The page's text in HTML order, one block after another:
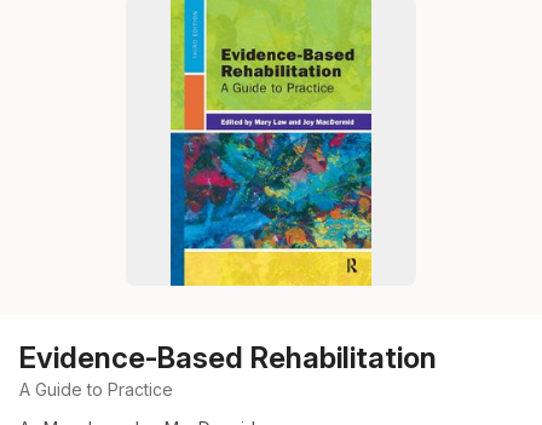
Evidence-Based Rehabilitation
A Guide to Practice